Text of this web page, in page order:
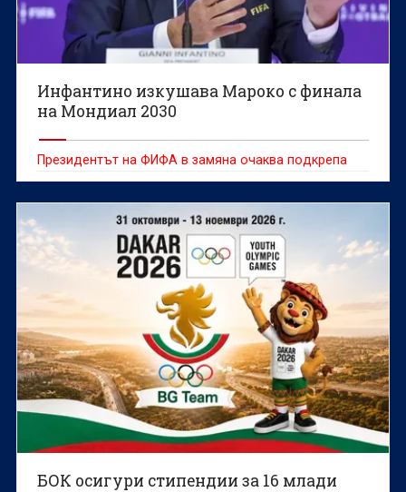
Инфантино изкушава Мароко с финала
на Мондиал 2030
Президентът на ФИФА в замяна очаква подкрепа
БОК осигури стипендии за 16 млади